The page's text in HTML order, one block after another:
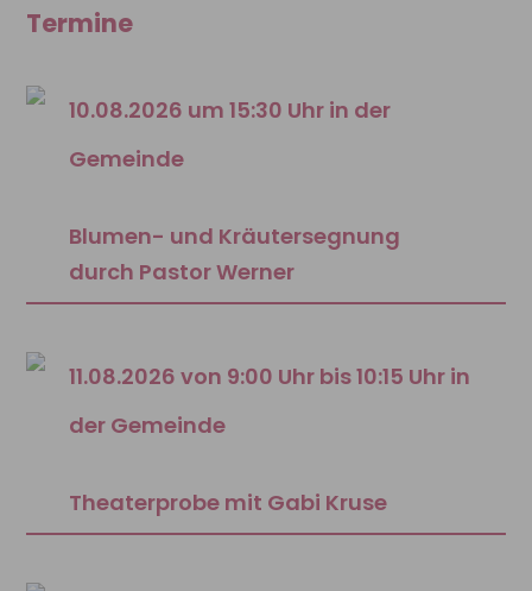
Termine
10.08.2026 um 15:30 Uhr in der
Gemeinde
Blumen- und Kräutersegnung
durch Pastor Werner
11.08.2026 von 9:00 Uhr bis 10:15 Uhr in
der Gemeinde
Theaterprobe mit Gabi Kruse